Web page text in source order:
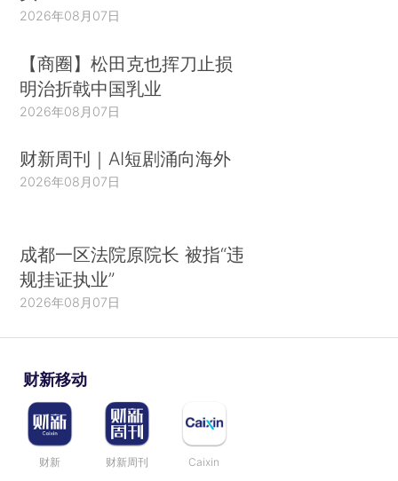
2026年08月07日
【商圈】松田克也挥刀止损
明治折戟中国乳业
2026年08月07日
财新周刊｜AI短剧涌向海外
2026年08月07日
成都一区法院原院长 被指“违
规挂证执业”
2026年08月07日
财新移动
财新 财新周刊 Caixin